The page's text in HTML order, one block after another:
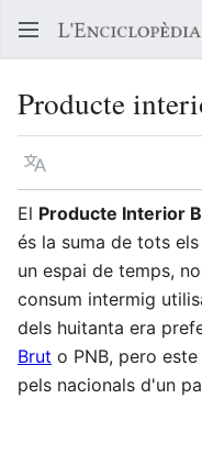
Producte
Llegir en un atre
El Producte Interior
és la suma de tots
un espai de temps,
consum intermig
dels huitanta era
Brut o PNB, pero
pels nacionals d'un